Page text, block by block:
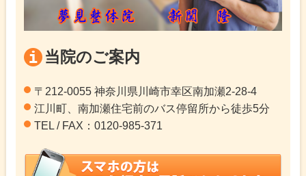
当院のご案内
〒212-0055 神奈川県川崎市幸区南加瀬2-28-4
江川町、南加瀬住宅前のバス停留所から徒歩5分
TEL / FAX：0120-985-371